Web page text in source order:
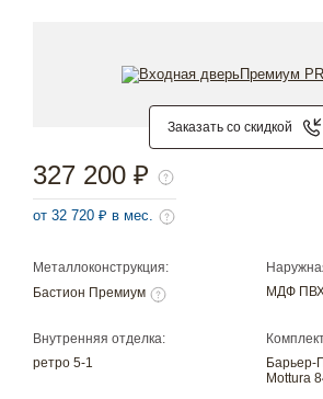
Заказать со скидкой
Металлоконструкция:
Бастион Премиум
МДФ
Внутренняя отделка:
ретро 5-1
Барьер-
Mottura
327 200 ₽
от 32 720 ₽ в мес.